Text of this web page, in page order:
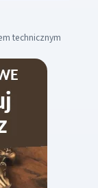
technicznym